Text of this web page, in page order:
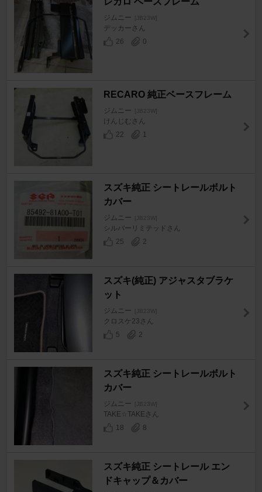
ジムニー [JB23W]
デッカーさん
26
0
RECARO 純正ベースフレーム
ジムニー [JB23W]
けんじむさん
22
1
スズキ純正 シートレールボルト
カバー
ジムニー [JB23W]
シルバーリミテッドさん
25
2
スズキ(純正) アジャスタブラケ
ット
ジムニー [JB23W]
クロスケ23さん
5
2
スズキ純正 シートレールボルト
カバー
ジムニー [JB23W]
TAKE☆TAKEさん
18
8
スズキ純正 シートレール エン
ドキャップ＆カバー